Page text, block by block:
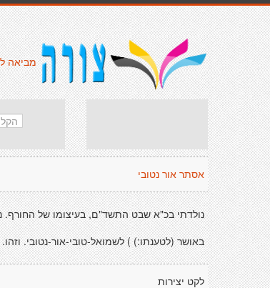
מביאה
אסתר אור נטובי
נולדתי בכ"א שבט התשד"ם, בעיצומו של החורף.
באושר (לטענתו:) ) לשמואל-טובי-אור-נטובי. וזהו.
לקט יצירות